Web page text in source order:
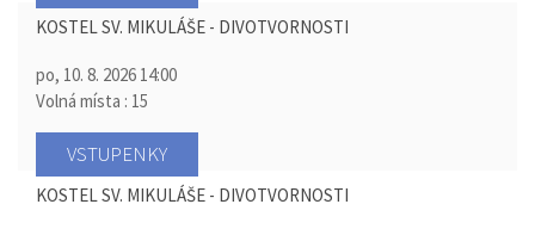
KOSTEL SV. MIKULÁŠE - DIVOTVORNOSTI
po, 10. 8. 2026 14:00
Volná místa : 15
VSTUPENKY
KOSTEL SV. MIKULÁŠE - DIVOTVORNOSTI